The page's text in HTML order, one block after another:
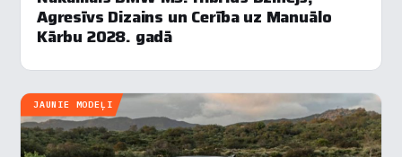
Agresīvs Dizains un Cerība uz Manuālo
Kārbu 2028. gadā
JAUNIE MODEĻI